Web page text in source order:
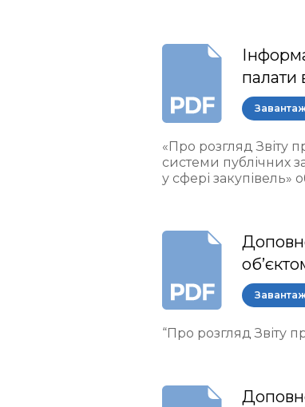
палати
«Про розгляд Звіту
системи публічних
у сфері закупівель»
“Про розгляд Звіту